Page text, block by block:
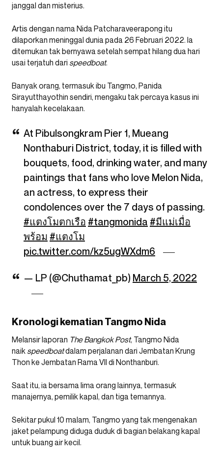
janggal dan misterius.
Artis dengan nama Nida Patcharaveerapong itu
dilaporkan meninggal dunia pada 26 Februari 2022. Ia
ditemukan tak bernyawa setelah sempat hilang dua hari
usai terjatuh dari speedboat.
Banyak orang, termasuk ibu Tangmo, Panida
Sirayutthayothin sendiri, mengaku tak percaya kasus ini
hanyalah kecelakaan.
At Pibulsongkram Pier 1, Mueang
Nonthaburi District, today, it is filled with
bouquets, food, drinking water, and many
paintings that fans who love Melon Nida,
an actress, to express their
condolences over the 7 days of passing.
#แตงโมตกเรือ #tangmonida #มีแม่เมื่อ
พร้อม #แตงโม
pic.twitter.com/kz5ugWXdm6
— LP (@Chuthamat_pb) March 5, 2022
Kronologi kematian Tangmo Nida
Melansir laporan The Bangkok Post, Tangmo Nida
naik speedboatdalam perjalanan dari Jembatan Krung
Thon ke Jembatan Rama VII di Nonthanburi.
Saat itu, ia bersama lima orang lainnya, termasuk
manajernya, pemilik kapal, dan tiga temannya.
Sekitar pukul 10 malam, Tangmo yang tak mengenakan
jaket pelampung diduga duduk di bagian belakang kapal
untuk buang air kecil.